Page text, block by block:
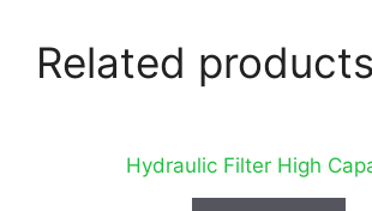
Related products
Hydraulic Filter High